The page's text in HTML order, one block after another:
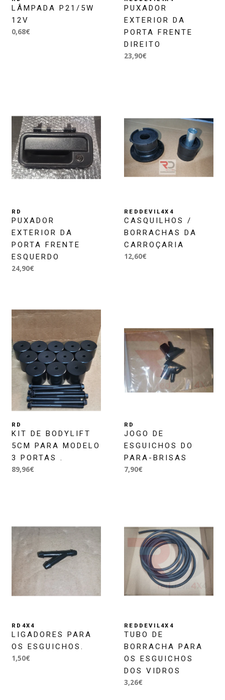
LÂMPADA P21/5W
12V
0,68€
PUXADOR
EXTERIOR DA
PORTA FRENTE
DIREITO
23,90€
RD
PUXADOR
EXTERIOR DA
PORTA FRENTE
ESQUERDO
24,90€
REDDEVIL4X4
CASQUILHOS /
BORRACHAS DA
CARROÇARIA
12,60€
RD
KIT DE BODYLIFT
5CM PARA MODELO
3 PORTAS .
89,96€
RD
JOGO DE
ESGUICHOS DO
PARA-BRISAS
7,90€
RD4X4
LIGADORES PARA
OS ESGUICHOS.
1,50€
REDDEVIL4X4
TUBO DE
BORRACHA PARA
OS ESGUICHOS
DOS VIDROS
3,26€